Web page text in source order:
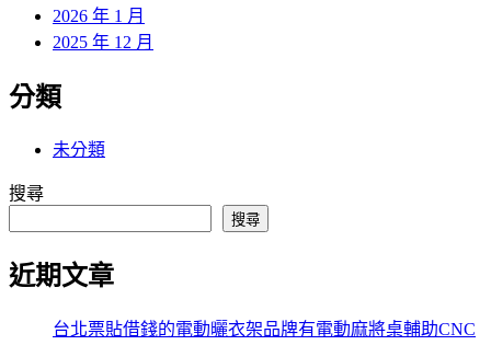
2026 年 1 月
2025 年 12 月
分類
未分類
搜尋
搜尋
近期文章
台北票貼借錢的電動曬衣架品牌有電動麻將桌輔助CNC